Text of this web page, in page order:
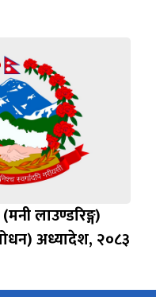
लाउण्डरिङ्ग)
अध्यादेश, २०८३